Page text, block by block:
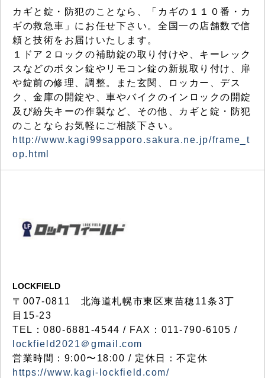
カギと錠・防犯のことなら、「カギの１１０番・カ
ギの救急車」にお任せ下さい。全国一の店舗数で信
頼と技術をお届けいたします。
１ドア２ロックの補助錠の取り付けや、キーレック
スなどのボタン錠やリモコン錠の新規取り付け、扉
や錠前の修理、調整。また玄関、ロッカー、デス
ク、金庫の開錠や、車やバイクのインロックの開錠
及び紛失キーの作製など、その他、カギと錠・防犯
のことならお気軽にご相談下さい。
http://www.kagi99sapporo.sakura.ne.jp/frame_t
op.html
LOCKFIELD
〒007-0811 北海道札幌市東区東苗穂11条3丁
目15-23
TEL：080-6881-4544 / FAX：011-790-6105 /
lockfield2021＠gmail.com
営業時間：9:00〜18:00 / 定休日：不定休
https://www.kagi-lockfield.com/